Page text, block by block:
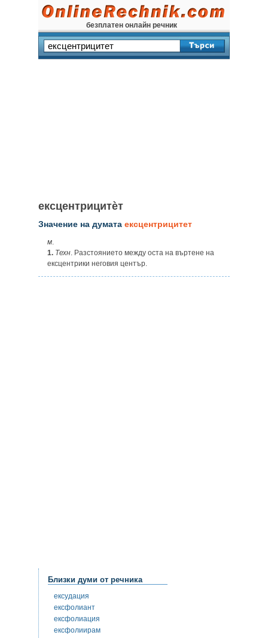
безплатен онлайн речник
ексцентрицитѐт
Значение на думата ексцентрицитет
м.
1. Техн. Разстоянието между оста на въртене на
ексцентрики неговия център.
Близки думи от речника
ексудация
ексфолиант
ексфолиация
ексфолиирам